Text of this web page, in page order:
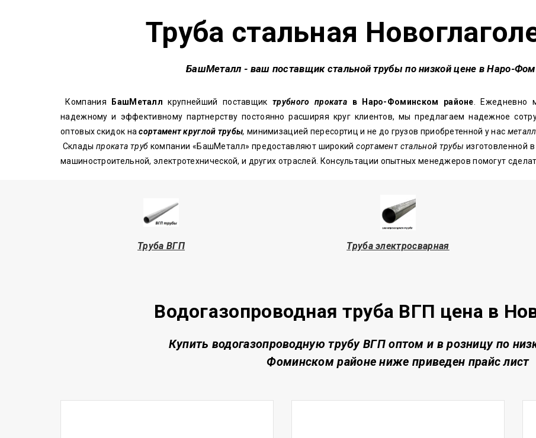
Труба стальная
БашМеталл - ваш поставщик стальной трубы по низкой цене в Наро-
Компания БашМеталл крупнейший поставщиктрубного проката в Наро-Фоминском районе . Ежедневно
надежному и эффективному партнерству постоянно расширяя круг клиентов, мы предлагаем надежное
оптовых скидок насортамент круглой трубы, минимизацией пересортиц и не до грузов приобретенной у нас
Складыпроката труб компании «БашМеталл» предоставляют широкийсортамент стальной трубы изготовленной
машиностроительной, электротехнической, и других отраслей. Консультации опытных менеджеров помогут
Труба ВГП Труба электросварная
Водогазопроводная труба ВГП цена в
Купить водогазопроводную трубу ВГП оптом и в розницу по
Фоминском районе ниже приведен прайс лист